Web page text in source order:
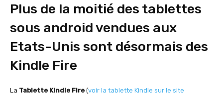
Plus de la moitié des tablettes
sous android vendues aux
Etats-Unis sont désormais des
Kindle Fire
La Tablette Kindle Fire (voir la tablette Kindle sur le site